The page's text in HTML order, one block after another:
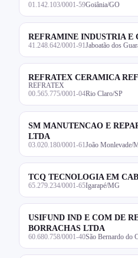
01.142.103/0001-59Goiânia/GO
REFRAMINE INDUSTRIA E
41.248.642/0001-91 Jaboatão dos
REFRATEX CERAMICA
REFRATEX
00.565.775/0001-04Rio Claro/SP
SM MANUTENCAO E
LTDA
03.020.180/0001-61 João Monlevade/
TCQ TECNOLOGIA EM
65.279.234/0001-65Igarapé/MG
USIFUND IND E COM DE
BORRACHAS LTDA
60.680.758/0001-40São Bernardo do